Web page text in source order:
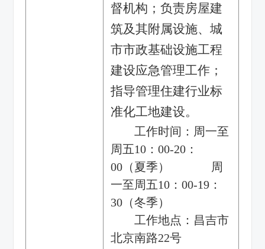
督机构；负责房屋建
筑及其附属设施、城
市市政基础设施工程
建设应急管理工作；
指导管理住建行业标
准化工地建设。
工作时间：周一至
周五10：00-20：
00（夏季） 周
一至周五10：00-19：
30（冬季）
工作地点：昌吉市
北京南路22号